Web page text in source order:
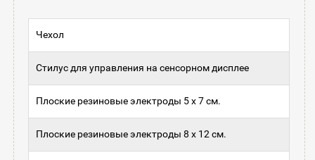
Чехол
Стилус для управления на сенсорном дисплее
Плоские резиновые электроды 5 х 7 см.
Плоские резиновые электроды 8 х 12 см.